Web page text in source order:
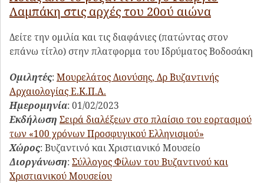
Λαμπάκη στις αρχές του 20ού αιώνα
Δείτε την ομιλία και τις διαφάνιες (πατώντας στον
επάνω τίτλο) στην πλατφορμα του Ιδρύματος Βοδοσάκη
Ομιλητές:Μουρελάτος Διονύσης, Δρ Βυζαντινής
Αρχαιολογίας Ε.Κ.Π.Α.
Ημερομηνία:01/02/2023
Εκδήλωση Σειρά διαλέξεων στο πλαίσιο του εορτασμού
των «100 χρόνων Προσφυγικού Ελληνισμού»
Χώρος:Βυζαντινό και Χριστιανικό Μουσείο
Διοργάνωση:Σύλλογος Φίλων του Βυζαντινού και
Χριστιανικού Μουσείου